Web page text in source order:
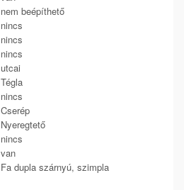
nem beépíthető
nincs
nincs
nincs
utcai
Tégla
nincs
Cserép
Nyeregtető
nincs
van
Fa dupla szárnyú, szimpla